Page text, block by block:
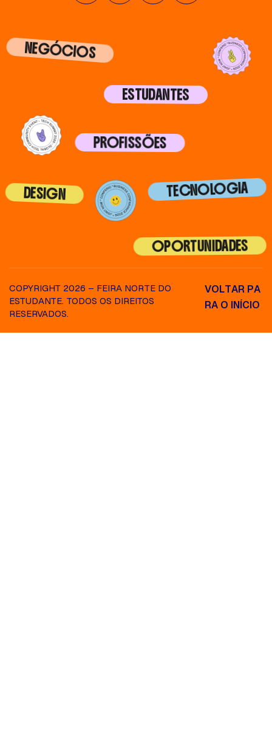
NEGÓCIOS
ESTUDANTES
PROFISSÕES
TECNOLOGIA
DESIGN
OPORTUNIDADES
COPYRIGHT 2026 – FEIRA NORTE DO
ESTUDANTE. TODOS OS DIREITOS
RESERVADOS.
VOLTAR PA
RA O INÍCIO